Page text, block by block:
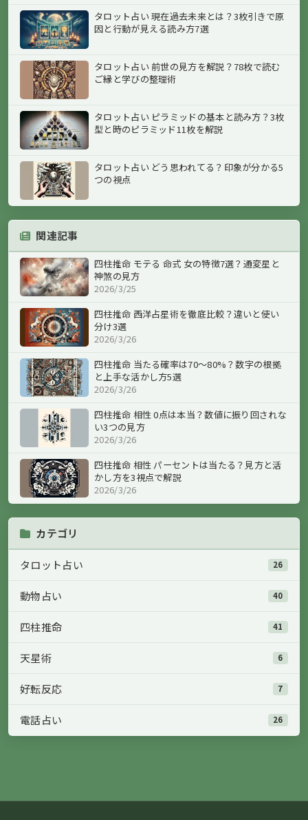
タロット占い 現在過去未来とは？3枚引きで原
因と行動が見える読み方7選
タロット占い 前世の見方を解説？78枚で読む
ご縁と学びの整理術
タロット占い ピラミッドの基本と読み方？3枚
型と時のピラミッド11枚を解説
タロット占い どう思われてる？印象が分かる5
つの視点
関連記事
四柱推命 モテる 命式 女の特徴7選？通変星と
神煞の見方
2026/3/25
四柱推命 西洋占星術を徹底比較？違いと使い
分け3選
2026/3/26
四柱推命 当たる確率は70〜80%？数字の根拠
と上手な活かし方5選
2026/3/26
四柱推命 相性 0点は本当？数値に振り回されな
い3つの見方
2026/3/26
四柱推命 相性 パーセントは当たる？見方と活
かし方を3視点で解説
2026/3/26
カテゴリ
タロット占い 26
動物占い 40
四柱推命 41
天星術 6
好転反応 7
電話占い 26